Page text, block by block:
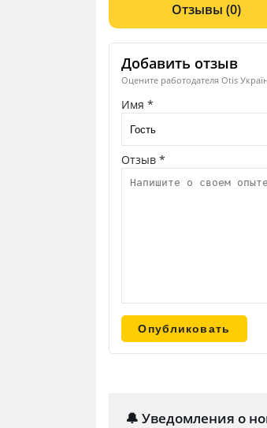
Отзывы (0)
Добавить отзыв
Оцените работодателя Otis
Имя *
Отзыв *
🔔 Уведомления о